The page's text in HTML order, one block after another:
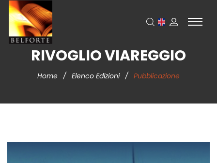
RIVOGLIO VIAREGGIO
Home / Elenco Edizioni / Pubblicazione